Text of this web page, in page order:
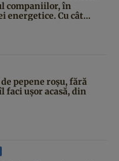
companiilor, în
energetice. Cu cât...
pepene roșu, fără
faci ușor acasă, din